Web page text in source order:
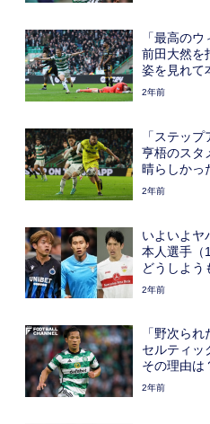
「最高の
前田大然を
姿を見れて
2年前
「ステッ
亨梧のスタ
晴らしかっ
2年前
いよいよヤ
本人選手（
どうしよう
2年前
「野次ら
セルティッ
その理由は
2年前